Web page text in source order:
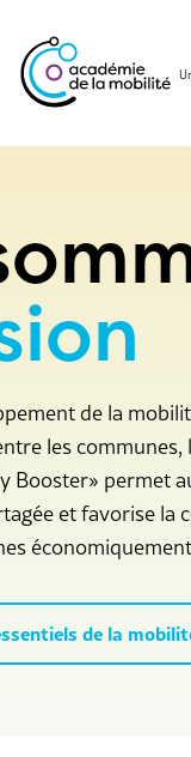
de la
les
Booster» permet
et favorise la
de la